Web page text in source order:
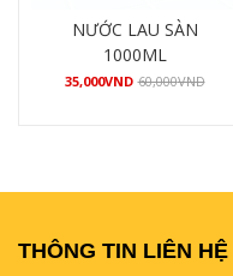
NƯỚC LAU SÀN
1000ML
35,000VND 60,000VND
THÔNG TIN LIÊN HỆ